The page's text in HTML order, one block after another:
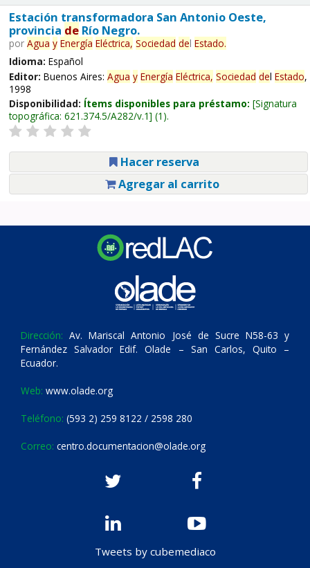
Estación transformadora San Antonio Oeste,
provincia deRío Negro.
por Agua y Energía Eléctrica, Sociedad del Estado.
Idioma: Español
Editor: Buenos Aires: Agua y Energía Eléctrica, Sociedad del Estado,
1998
Disponibilidad: Ítems disponibles para préstamo: Signatura
topográfica: 621.374.5/A282/v.1 (1).
Hacer reserva
Agregar al carrito
Dirección: Av. Mariscal Antonio José de Sucre N58-63 y
Fernández Salvador Edif. Olade – San Carlos, Quito –
Ecuador.
Web: www.olade.org
Teléfono: (593 2) 259 8122 / 2598 280
Correo: centro.documentacion@olade.org
Tweets by cubemediaco